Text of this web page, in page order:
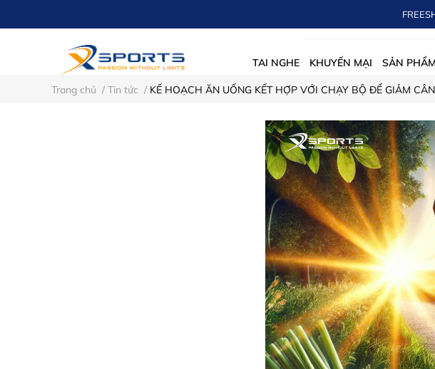
TAI NGHE KHUYẾN MẠI SẢN
Trang chủ / Tin tức / KẾ HOẠCH ĂN UỐNG KẾT HỢP VỚI CHẠY BỘ ĐỂ GIẢM